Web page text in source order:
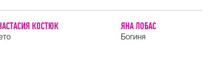
КОСТЮК ЯНА ЛОБАС
Богиня